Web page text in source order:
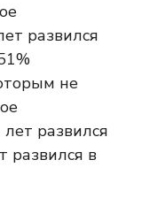
развился
не
развился
развился в